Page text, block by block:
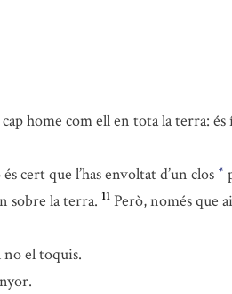
home com ell en tota la terra:
cert que l’has envoltat d’un clos *
sobre la terra. 11 Però, només que
no el toquis.